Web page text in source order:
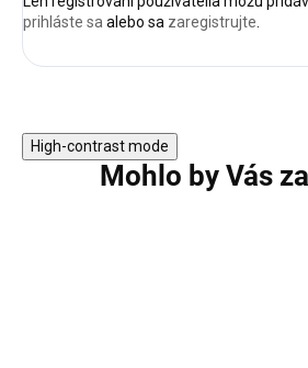
prihláste sa alebo sa zaregistrujte
High-contrast mode
Mohlo by Vás